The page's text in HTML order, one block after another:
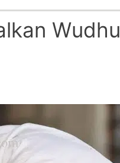
Wudhu